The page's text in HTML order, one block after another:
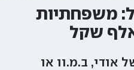
משפחתיות
אודי, ב.מ.וו או